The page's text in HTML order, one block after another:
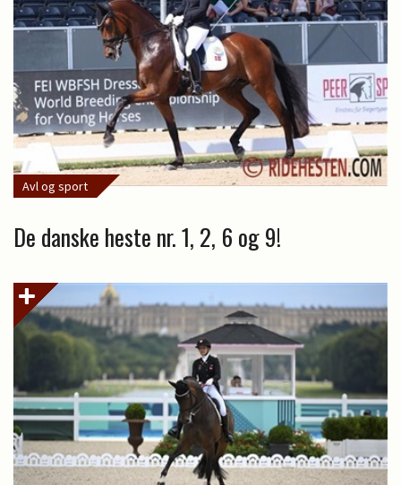
Avl og sport
De danske heste nr. 1, 2, 6 og 9!